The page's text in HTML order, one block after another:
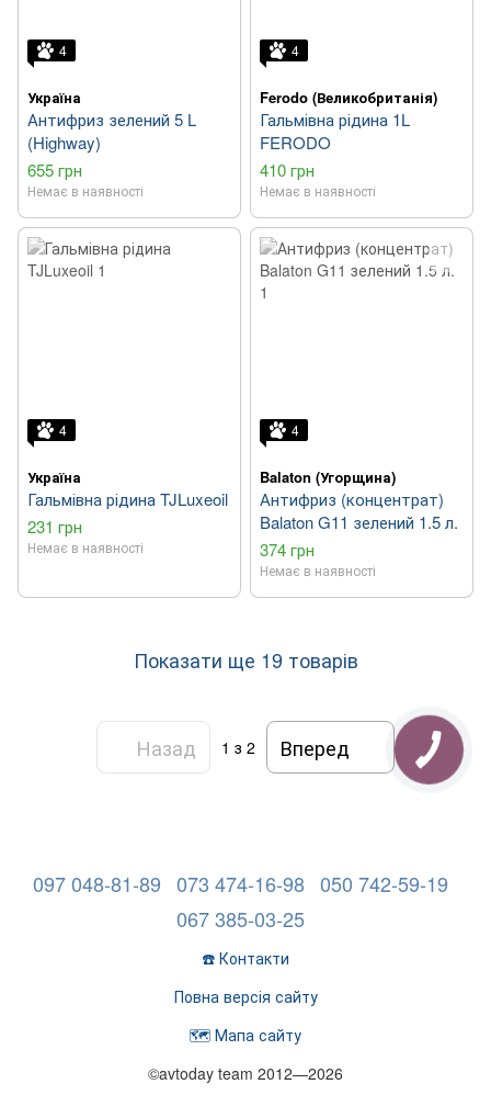
4
Україна
Антифриз зелений 5 L
(Highway)
655 грн
Немає в наявності
4
Ferodo (Великобританія)
Гальмівна рідина 1L
FERODO
410 грн
Немає в наявності
4
Україна
Гальмівна рідина TJLuxeoil
231 грн
Немає в наявності
4
Balaton (Угорщина)
Антифриз (концентрат)
Balaton G11 зелений 1.5 л.
374 грн
Немає в наявності
Показати ще 19 товарів
Назад 1 з 2 Вперед
097 048-81-89 073 474-16-98 050 742-59-19
067 385-03-25
☎️ Контакти
Повна версія сайту
🗺️ Мапа сайту
©avtoday team 2012—2026